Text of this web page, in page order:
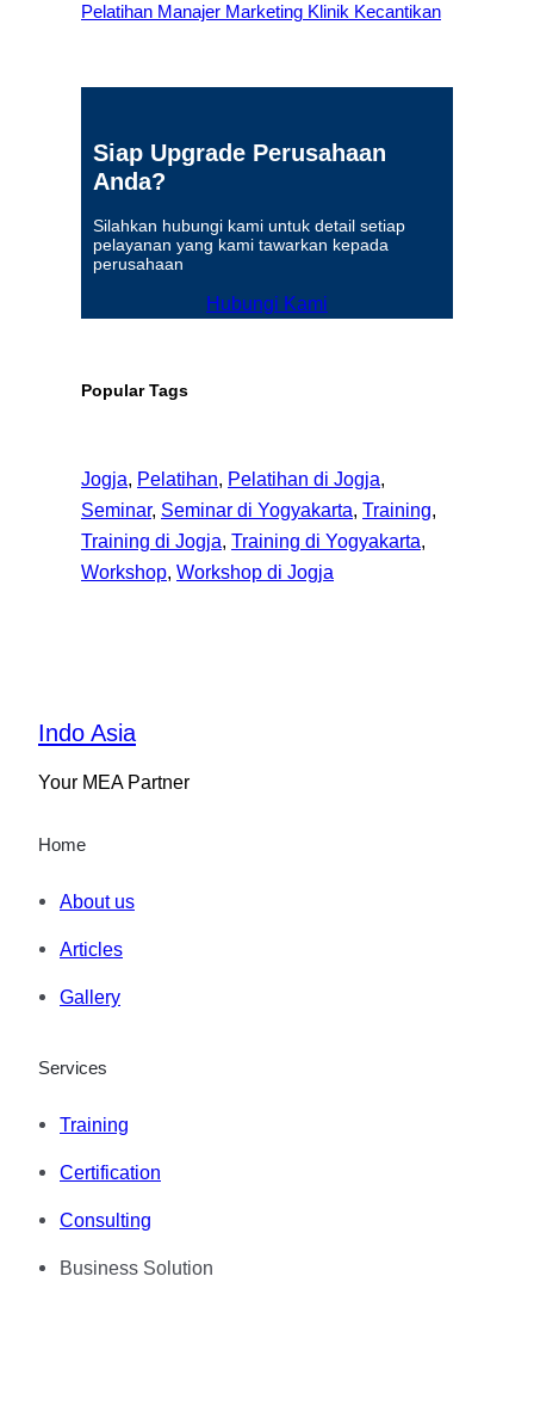
Pelatihan Manajer Marketing Klinik Kecantikan
Siap Upgrade Perusahaan
Anda?
Silahkan hubungi kami untuk detail setiap
pelayanan yang kami tawarkan kepada
perusahaan
Hubungi Kami
Popular Tags
Jogja, Pelatihan, Pelatihan di Jogja
Seminar, Seminar di Yogyakarta, Training
Training di Jogja, Training di Yogyakarta
Workshop, Workshop di Jogja
Indo Asia
Your MEA Partner
Home
About us
Articles
Gallery
Services
Training
Certification
Consulting
Business Solution